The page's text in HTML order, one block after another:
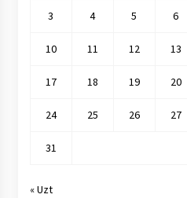
3 4 5 6
10 11 12 13
17 18 19 20
24 25 26 27
31
« Uzt